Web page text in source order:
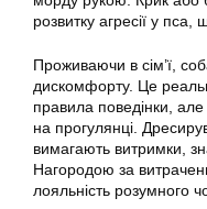
розвитку агресії у
Проживаючи в сім’ї,
дискомфорту. Це
правила поведінки, але
на прогулянці.
вимагають витримки,
Нагородою за
лояльність розумного